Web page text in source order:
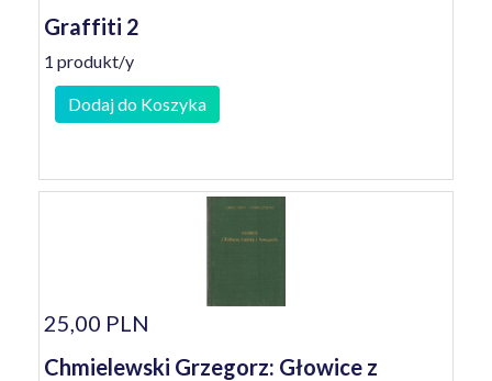
Graffiti 2
1 produkt/y
Dodaj do Koszyka
25,00 PLN
Chmielewski Grzegorz: Głowice z